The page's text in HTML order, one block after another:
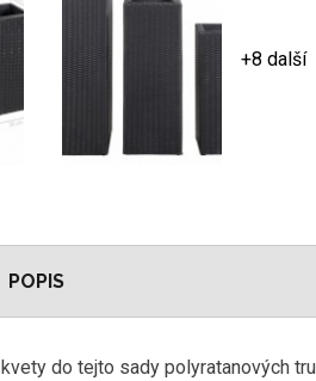
+8 další
POPIS
kvety do tejto sady polyratanových